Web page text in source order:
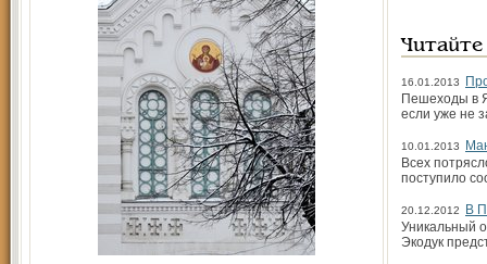
16.01.2013
Пешеходы в
если уже не
10.01.2013
Всех
поступило
20.12.2012
В
Уникальный
Экодук